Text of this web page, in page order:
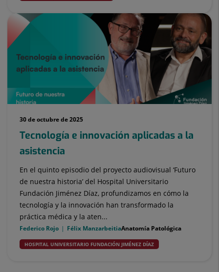
30 de octubre de 2025
Tecnología e innovación aplicadas a la
asistencia
En el quinto episodio del proyecto audiovisual ‘Futuro
de nuestra historia’ del Hospital Universitario
Fundación Jiménez Díaz, profundizamos en cómo la
tecnología y la innovación han transformado la
práctica médica y la aten...
Federico Rojo Félix ManzarbeitiaAnatomía Patológica
HOSPITAL UNIVERSITARIO FUNDACIÓN JIMÉNEZ DÍAZ